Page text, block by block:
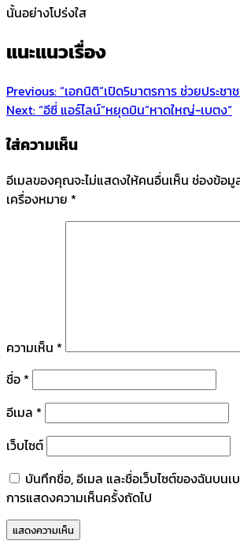
นั้นอย่างโปร่งใส
แนะแนวเรื่อง
Previous:“เอกนิติ”เปิด5มาตรการ ช่วยประช
Next:“อีซี่ แอร์ไลน์”หยุดบิน”หาดใหญ่-เบตง“
ใส่ความเห็น
อีเมลของคุณจะไม่แสดงให้คนอื่นเห็น ช่องข้อมู
เครื่องหมาย *
ความเห็น *
ชื่อ *
อีเมล *
เว็บไซต์
บันทึกชื่อ, อีเมล และชื่อเว็บไซต์ของฉันบนเ
การแสดงความเห็นครั้งถัดไป